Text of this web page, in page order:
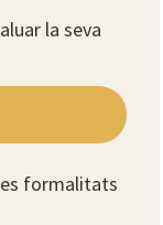
la seva
formalitats